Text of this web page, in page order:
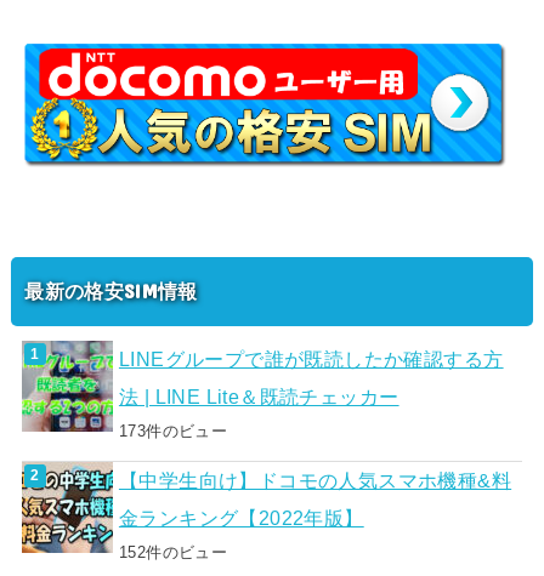
最新の格安SIM情報
LINEグループで誰が既読したか確認する方
法 | LINE Lite＆既読チェッカー
173件のビュー
【中学生向け】ドコモの人気スマホ機種&料
金ランキング【2022年版】
152件のビュー